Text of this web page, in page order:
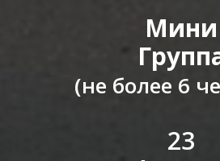
Мини
(не более 6
23